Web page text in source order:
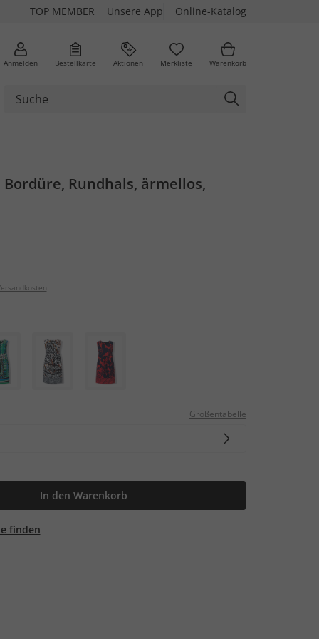
TOP MEMBER Unsere App Online-Katalog
Anmelden Bestellkarte Aktionen Merkliste Warenkorb
Bordüre, Rundhals, ärmellos,
Größentabelle
In den Warenkorb
finden